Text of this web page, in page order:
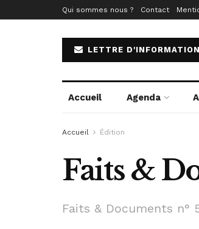
Qui sommes nous ? Contact
LETTRE D'INFORMATION
Accueil Agenda
Accueil Édition
Faits &
Faits & Documents n°